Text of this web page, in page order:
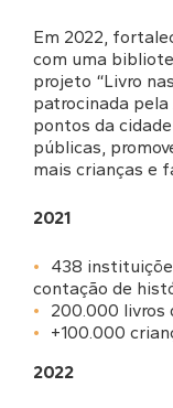
Em 2022,
com uma
projeto “Livro
patrocinada pela
pontos da
públicas,
mais crianças e
2021
438
contação de
200.000 livros
+100.000
2022